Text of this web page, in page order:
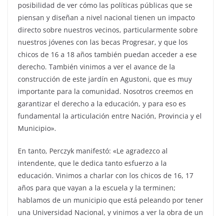
posibilidad de ver cómo las políticas públicas que se
piensan y diseñan a nivel nacional tienen un impacto
directo sobre nuestros vecinos, particularmente sobre
nuestros jóvenes con las becas Progresar, y que los
chicos de 16 a 18 años también puedan acceder a ese
derecho. También vinimos a ver el avance de la
construcción de este jardín en Agustoni, que es muy
importante para la comunidad. Nosotros creemos en
garantizar el derecho a la educación, y para eso es
fundamental la articulación entre Nación, Provincia y el
Municipio».
En tanto, Perczyk manifestó: «Le agradezco al
intendente, que le dedica tanto esfuerzo a la
educación. Vinimos a charlar con los chicos de 16, 17
años para que vayan a la escuela y la terminen;
hablamos de un municipio que está peleando por tener
una Universidad Nacional, y vinimos a ver la obra de un